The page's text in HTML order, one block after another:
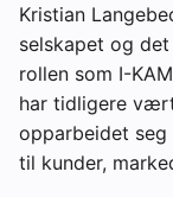
Kristian
selskapet og
rollen som I-
har tidligere
opparbeidet
til kunder,